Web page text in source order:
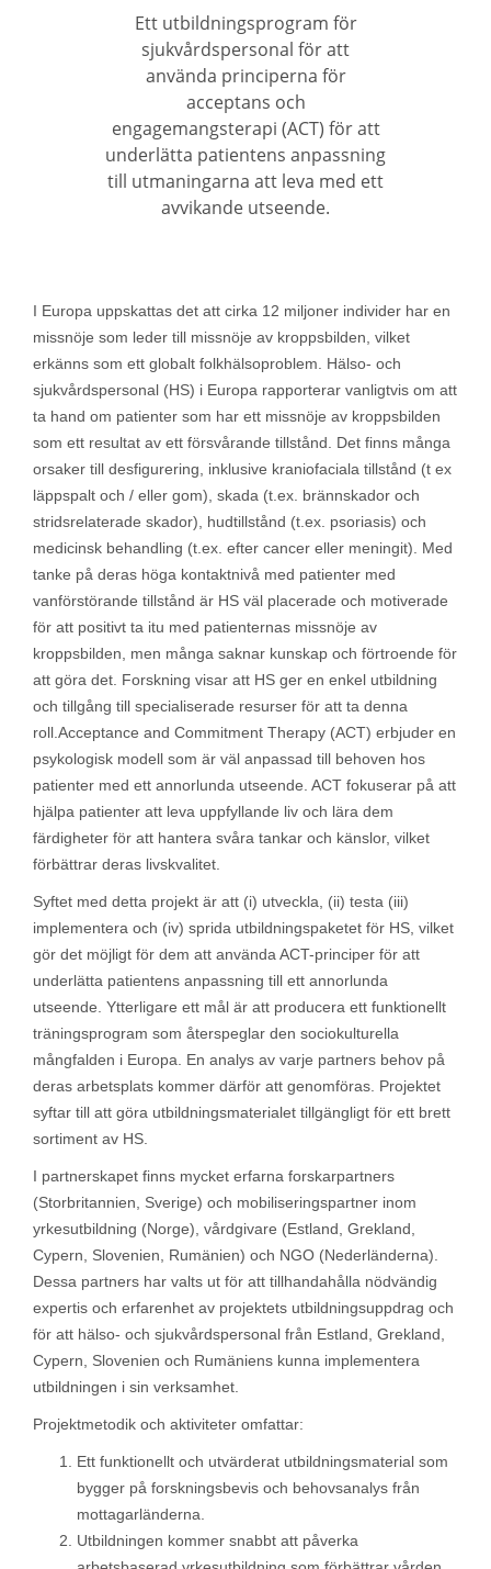
Ett utbildningsprogram för
sjukvårdspersonal för att
använda principerna för
acceptans och
engagemangsterapi (ACT) för att
underlätta patientens anpassning
till utmaningarna att leva med ett
avvikande utseende.
I Europa uppskattas det att cirka 12 miljoner individer har en
missnöje som leder till missnöje av kroppsbilden, vilket
erkänns som ett globalt folkhälsoproblem. Hälso- och
sjukvårdspersonal (HS) i Europa rapporterar vanligtvis om att
ta hand om patienter som har ett missnöje av kroppsbilden
som ett resultat av ett försvårande tillstånd. Det finns många
orsaker till desfigurering, inklusive kraniofaciala tillstånd (t ex
läppspalt och / eller gom), skada (t.ex. brännskador och
stridsrelaterade skador), hudtillstånd (t.ex. psoriasis) och
medicinsk behandling (t.ex. efter cancer eller meningit). Med
tanke på deras höga kontaktnivå med patienter med
vanförstörande tillstånd är HS väl placerade och motiverade
för att positivt ta itu med patienternas missnöje av
kroppsbilden, men många saknar kunskap och förtroende för
att göra det. Forskning visar att HS ger en enkel utbildning
och tillgång till specialiserade resurser för att ta denna
roll.Acceptance and Commitment Therapy (ACT) erbjuder en
psykologisk modell som är väl anpassad till behoven hos
patienter med ett annorlunda utseende. ACT fokuserar på att
hjälpa patienter att leva uppfyllande liv och lära dem
färdigheter för att hantera svåra tankar och känslor, vilket
förbättrar deras livskvalitet.
Syftet med detta projekt är att (i) utveckla, (ii) testa (iii)
implementera och (iv) sprida utbildningspaketet för HS, vilket
gör det möjligt för dem att använda ACT-principer för att
underlätta patientens anpassning till ett annorlunda
utseende. Ytterligare ett mål är att producera ett funktionellt
träningsprogram som återspeglar den sociokulturella
mångfalden i Europa. En analys av varje partners behov på
deras arbetsplats kommer därför att genomföras. Projektet
syftar till att göra utbildningsmaterialet tillgängligt för ett brett
sortiment av HS.
I partnerskapet finns mycket erfarna forskarpartners
(Storbritannien, Sverige) och mobiliseringspartner inom
yrkesutbildning (Norge), vårdgivare (Estland, Grekland,
Cypern, Slovenien, Rumänien) och NGO (Nederländerna).
Dessa partners har valts ut för att tillhandahålla nödvändig
expertis och erfarenhet av projektets utbildningsuppdrag och
för att hälso- och sjukvårdspersonal från Estland, Grekland,
Cypern, Slovenien och Rumäniens kunna implementera
utbildningen i sin verksamhet.
Projektmetodik och aktiviteter omfattar:
Ett funktionellt och utvärderat utbildningsmaterial som
bygger på forskningsbevis och behovsanalys från
mottagarländerna.
Utbildningen kommer snabbt att påverka